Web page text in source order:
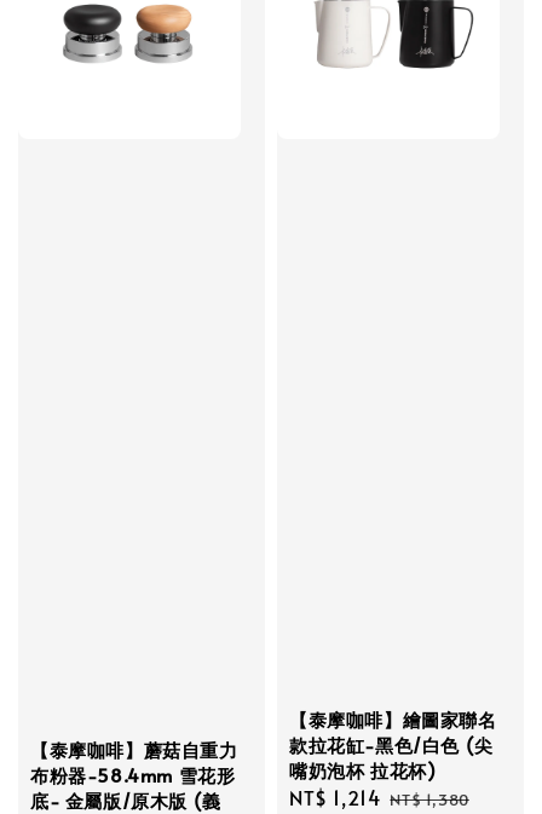
【泰摩咖啡】蘑菇自重力
布粉器-58.4mm 雪花形
底- 金屬版/原木版 (義
【泰摩咖啡】繪圖家聯名
款拉花缸-黑色/白色 (尖
嘴奶泡杯 拉花杯)
Sale
NT$ 1,214 Regular
NT$ 1,380